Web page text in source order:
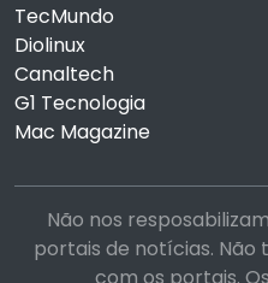
TecMundo
Diolinux
Canaltech
G1 Tecnologia
Mac Magazine
Não nos
portais de notícias. Não
com os portais.